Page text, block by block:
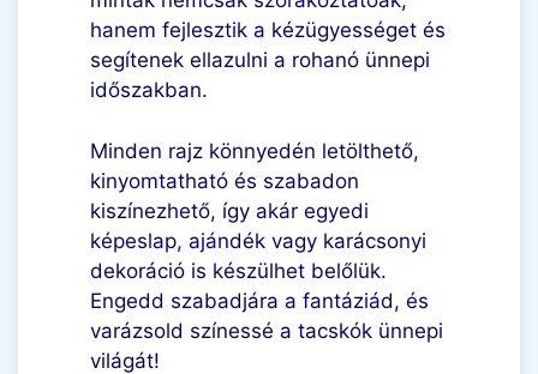
hanem fejlesztik a kézügyességet és
segítenek ellazulni a rohanó ünnepi
időszakban.
Minden rajz könnyedén letölthető,
kinyomtatható és szabadon
kiszínezhető, így akár egyedi
képeslap, ajándék vagy karácsonyi
dekoráció is készülhet belőlük.
Engedd szabadjára a fantáziád, és
varázsold színessé a tacskók ünnepi
világát!